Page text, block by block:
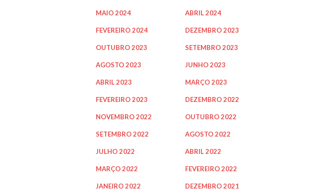
MAIO 2024 ABRIL 2024
FEVEREIRO 2024 DEZEMBRO 2023
OUTUBRO 2023 SETEMBRO 2023
AGOSTO 2023 JUNHO 2023
ABRIL 2023 MARÇO 2023
FEVEREIRO 2023 DEZEMBRO 2022
NOVEMBRO 2022 OUTUBRO 2022
SETEMBRO 2022 AGOSTO 2022
JULHO 2022 ABRIL 2022
MARÇO 2022 FEVEREIRO 2022
JANEIRO 2022 DEZEMBRO 2021